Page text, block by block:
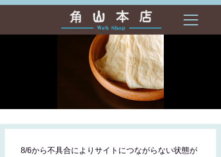
8/6から不具合によりサイトにつながらない状態が